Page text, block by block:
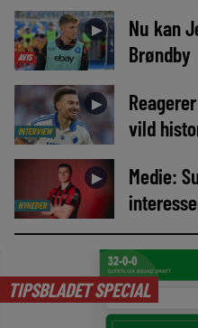
AVIS
►
Nu kan
Brøndby
INTERVIEW
►
vild
NYHEDER
►
Medie:
TIPSBLADET SPECIAL